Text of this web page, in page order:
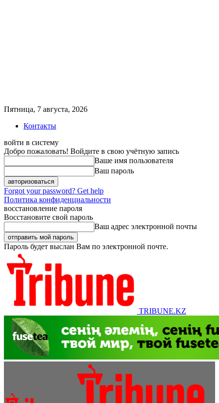
Пятница, 7 августа, 2026
Контакты
войти в систему
Добро пожаловать! Войдите в свою учётную запись
Ваше имя пользователя
Ваш пароль
Forgot your password? Get help
Политика конфиденциальности
восстановление пароля
Восстановите свой пароль
Ваш адрес электронной почты
Пароль будет выслан Вам по электронной почте.
TRIBUNE.KZ